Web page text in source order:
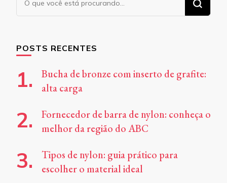
POSTS RECENTES
Bucha de bronze com inserto de grafite:
alta carga
Fornecedor de barra de nylon: conheça o
melhor da região do ABC
Tipos de nylon: guia prático para
escolher o material ideal